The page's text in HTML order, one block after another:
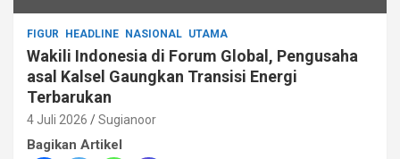
FIGUR HEADLINE NASIONAL UTAMA
Wakili Indonesia di Forum Global, Pengusaha
asal Kalsel Gaungkan Transisi Energi
Terbarukan
4 Juli 2026 Sugianoor
Bagikan Artikel